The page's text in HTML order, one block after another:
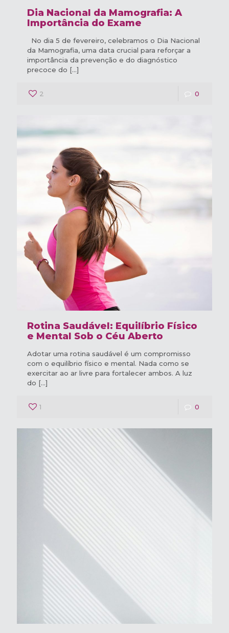
Dia Nacional da Mamografia: A
Importância do Exame
No dia 5 de fevereiro, celebramos o Dia Nacional
da Mamografia, uma data crucial para reforçar a
importância da prevenção e do diagnóstico
precoce do […]
2 0
Rotina Saudável: Equilíbrio Físico
e Mental Sob o Céu Aberto
Adotar uma rotina saudável é um compromisso
com o equilíbrio físico e mental. Nada como se
exercitar ao ar livre para fortalecer ambos. A luz
do […]
1 0